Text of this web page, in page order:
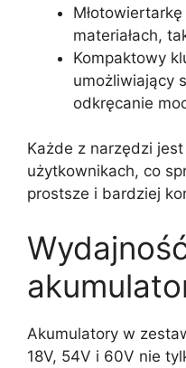
materiałach,
Kompaktowy
umożliwiający
odkręcanie
Każde z narzędzi
użytkownikach, co
prostsze i bardziej
Akumulatory w
18V, 54V i 60V nie